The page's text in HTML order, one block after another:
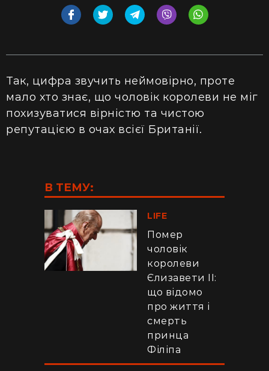
Так, цифра звучить неймовірно, проте
мало хто знає, що чоловік королеви не міг
похизуватися вірністю та чистою
репутацією в очах всієї Британії.
В ТЕМУ:
LIFE
Помер
чоловік
королеви
Єлизавети ІІ:
що відомо
про життя і
смерть
принца
Філіпа